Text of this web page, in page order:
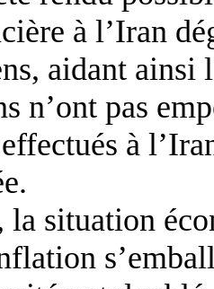
à l’Iran
aidant
n’ont pas
à
la situation